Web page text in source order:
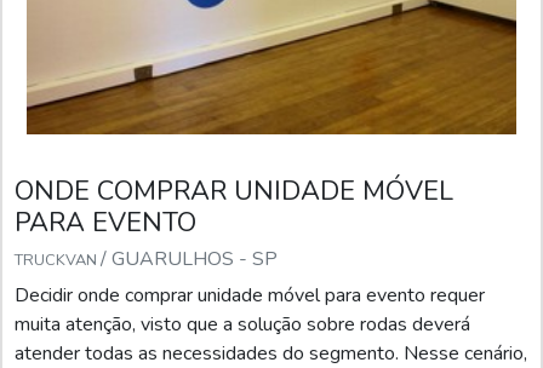
ONDE COMPRAR UNIDADE MÓVEL
PARA EVENTO
TRUCKVAN / GUARULHOS - SP
Decidir onde comprar unidade móvel para evento requer
muita atenção, visto que a solução sobre rodas deverá
atender todas as necessidades do segmento. Nesse cenário,